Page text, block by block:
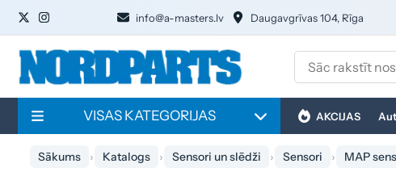
info@a-masters.lv Daugavgrīvas 104, Rīga
VISAS KATEGORIJAS AKCIJAS
Sākums Katalogs Sensori un slēdži Sensori MAP